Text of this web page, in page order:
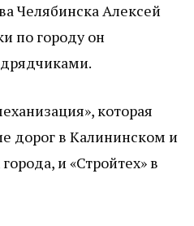
Челябинска Алексей
по городу он
которая
дорог в Калининском и
и «Стройтех» в